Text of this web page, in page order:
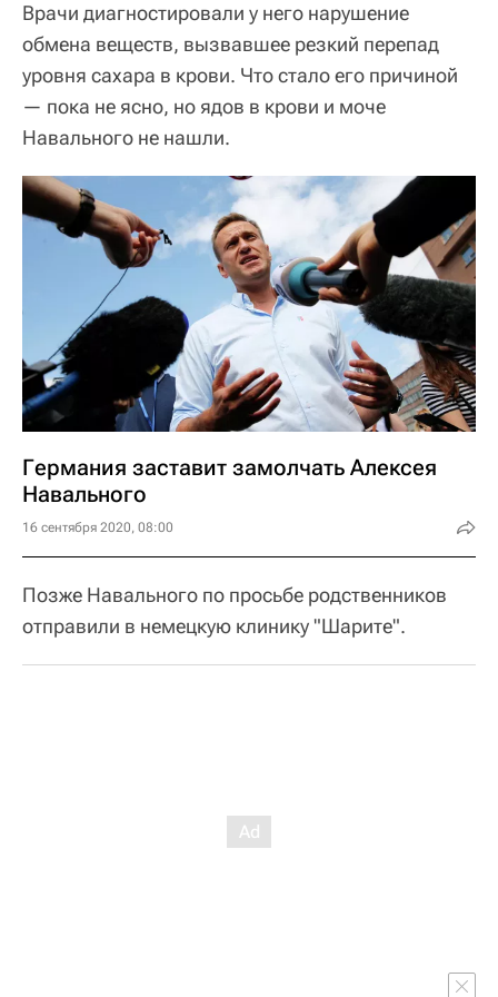
Врачи диагностировали у него нарушение
обмена веществ, вызвавшее резкий перепад
уровня сахара в крови. Что стало его причиной
— пока не ясно, но ядов в крови и моче
Навального не нашли.
Германия заставит замолчать Алексея
Навального
16 сентября 2020, 08:00
Позже Навального по просьбе родственников
отправили в немецкую клинику "Шарите".